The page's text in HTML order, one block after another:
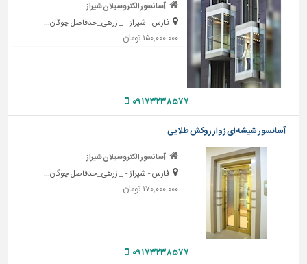
ابزار،یراق
و
ماشین
آلات
برقی،روشنایی،ایمنی
و
نما
ساخت
ساز
تاسیسات
آسانسور الکتروسبلان شیراز
فارس - شیراز - _ زرهی_حدفاصل چوگان...
۱۵۰,۰۰۰,۰۰۰ تومان
۰۹۱۷۳۲۳۸۵۷۷
آسانسور شیشه ای زوار روکش طلایی
آسانسور الکتروسبلان شیراز
فارس - شیراز - _ زرهی_حدفاصل چوگان...
۱۷۰,۰۰۰,۰۰۰ تومان
۰۹۱۷۳۲۳۸۵۷۷